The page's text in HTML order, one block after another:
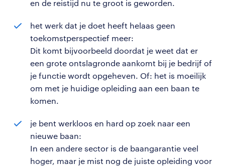
en de reistijd nu te groot is geworden.
het werk dat je doet heeft helaas geen
toekomstperspectief meer:
Dit komt bijvoorbeeld doordat je weet dat er
een grote ontslagronde aankomt bij je bedrijf of
je functie wordt opgeheven. Of: het is moeilijk
om met je huidige opleiding aan een baan te
komen.
je bent werkloos en hard op zoek naar een
nieuwe baan:
In een andere sector is de baangarantie veel
hoger, maar je mist nog de juiste opleiding voor